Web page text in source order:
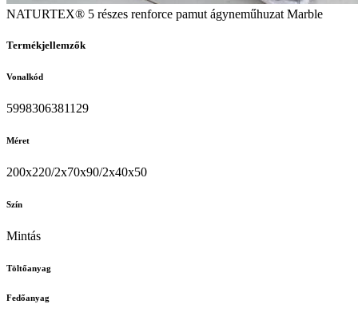
NATURTEX® 5 részes renforce pamut ágyneműhuzat Marble
Termékjellemzők
Vonalkód
5998306381129
Méret
200x220/2x70x90/2x40x50
Szín
Mintás
Töltőanyag
Fedőanyag